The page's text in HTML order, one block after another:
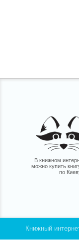
В книжном
можно купить
по
Книжный